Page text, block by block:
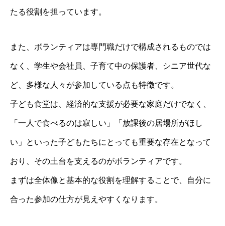
たる役割を担っています。
また、ボランティアは専門職だけで構成されるものでは
なく、学生や会社員、子育て中の保護者、シニア世代な
ど、多様な人々が参加している点も特徴です。
子ども食堂は、経済的な支援が必要な家庭だけでなく、
「一人で食べるのは寂しい」「放課後の居場所がほし
い」といった子どもたちにとっても重要な存在となって
おり、その土台を支えるのがボランティアです。
まずは全体像と基本的な役割を理解することで、自分に
合った参加の仕方が見えやすくなります。